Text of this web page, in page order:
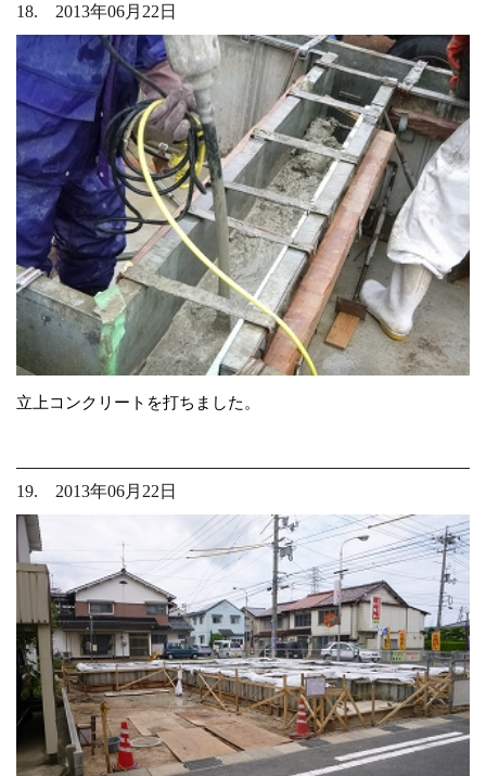
18. 2013年06月22日
立上コンクリートを打ちました。
19. 2013年06月22日